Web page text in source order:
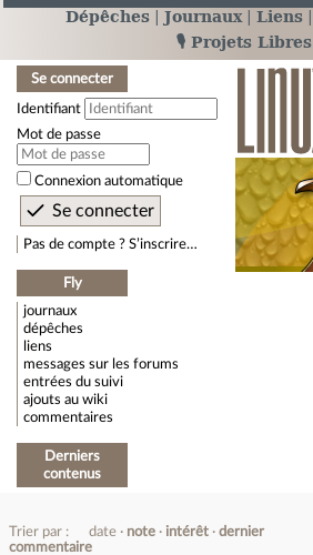
Dépêches Journaux Liens
🎙️ Projets Libres
Se connecter
Identifiant
Mot de passe
Connexion automatique
Pas de compte ? S’inscrire…
Fly
journaux
dépêches
liens
messages sur les forums
entrées du suivi
ajouts au wiki
commentaires
Derniers
contenus
Trier par : date note intérêt
dernier
commentaire